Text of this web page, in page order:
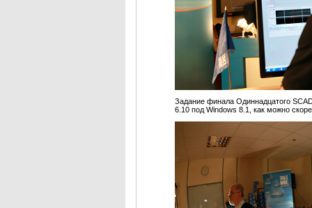
Задание финала Одиннадцатого
6.10 под Windows 8.1, как можно